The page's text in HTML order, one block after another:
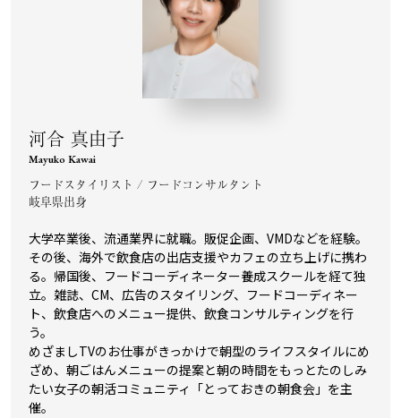
河合 真由子
Mayuko Kawai
フードスタイリスト / フードコンサルタント
岐阜県出身
大学卒業後、流通業界に就職。販促企画、VMDなどを経験。
その後、海外で飲食店の出店支援やカフェの立ち上げに携わ
る。帰国後、フードコーディネーター養成スクールを経て独
立。雑誌、CM、広告のスタイリング、フードコーディネー
ト、飲食店へのメニュー提供、飲食コンサルティングを行
う。
めざましTVのお仕事がきっかけで朝型のライフスタイルにめ
ざめ、朝ごはんメニューの提案と朝の時間をもっとたのしみ
たい女子の朝活コミュニティ「とっておきの朝食会」を主
催。